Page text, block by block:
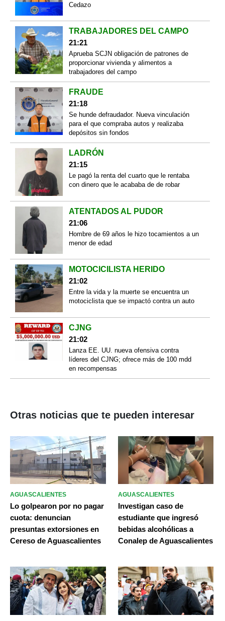
Cedazo
TRABAJADORES DEL CAMPO
21:21
Aprueba SCJN obligación de patrones de
proporcionar vivienda y alimentos a
trabajadores del campo
FRAUDE
21:18
Se hunde defraudador. Nueva vinculación
para el que compraba autos y realizaba
depósitos sin fondos
LADRÓN
21:15
Le pagó la renta del cuarto que le rentaba
con dinero que le acababa de de robar
ATENTADOS AL PUDOR
21:06
Hombre de 69 años le hizo tocamientos a un
menor de edad
MOTOCICILISTA HERIDO
21:02
Entre la vida y la muerte se encuentra un
motociclista que se impactó contra un auto
CJNG
21:02
Lanza EE. UU. nueva ofensiva contra
líderes del CJNG; ofrece más de 100 mdd
en recompensas
Otras noticias que te pueden interesar
AGUASCALIENTES
Lo golpearon por no pagar
cuota: denuncian
presuntas extorsiones en
Cereso de Aguascalientes
AGUASCALIENTES
Investigan caso de
estudiante que ingresó
bebidas alcohólicas a
Conalep de Aguascalientes